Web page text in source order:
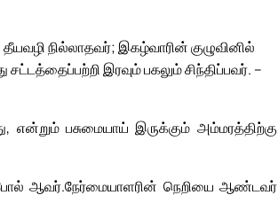
நில்லாதவர்; இகழ்வாரின் குழுவினில்
இரவும் பகலும் சிந்திப்பவர். –
பசுமையாய் இருக்கும் அம்மரத்திற்கு
ஆவர்.நேர்மையாளரின் நெறியை ஆண்டவர்